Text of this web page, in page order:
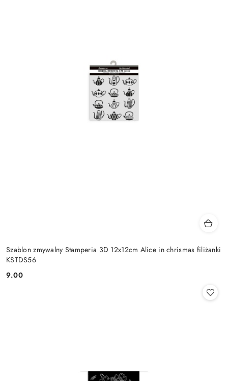
Szablon zmywalny Stamperia 3D 12x12cm Alice in chrismas filiżanki
KSTDS56
Cena:
9.00